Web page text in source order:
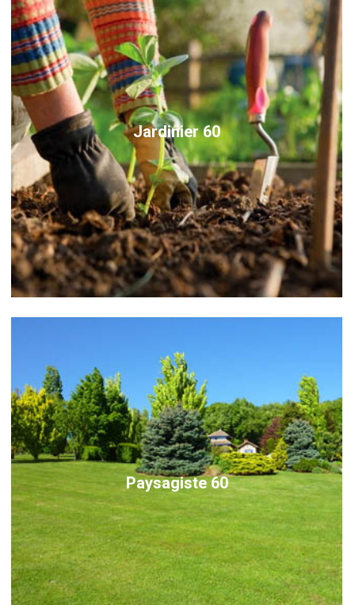
Jardinier 60
Paysagiste 60